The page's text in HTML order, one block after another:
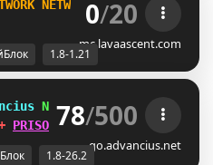
NETWORK [1.8-
0/20
mc.lavaascent.com
1.8-1.21
Network [1.8 - 26.2]
PRISON UPDATES OUT NOW
78/500
go.advancius.net
1.8-26.2